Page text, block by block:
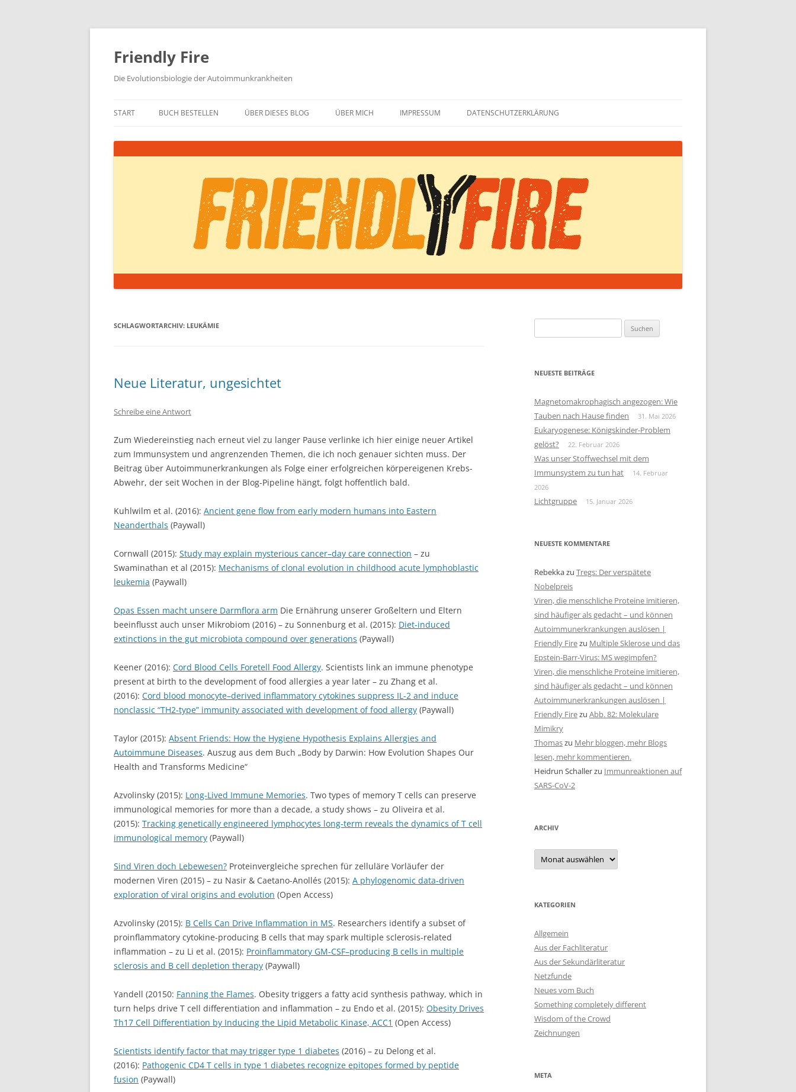
Zum
springen
Friendly Fire
Die Evolutionsbiologie der Autoimmunkrankheiten
START BUCH BESTELLEN ÜBER DIESES BLOG ÜBER MICH IMPRESSUM DATENSCHUTZERKLÄRUNG
SCHLAGWORTARCHIV: LEUKÄMIE
Neue Literatur, ungesichtet
Schreibe eine Antwort
Zum Wiedereinstieg nach erneut viel zu langer Pause verlinke ich hier einige neuer Artikel
zum Immunsystem und angrenzenden Themen, die ich noch genauer sichten muss. Der
Beitrag über Autoimmunerkrankungen als Folge einer erfolgreichen körpereigenen Krebs-
Abwehr, der seit Wochen in der Blog-Pipeline hängt, folgt hoffentlich bald.
Kuhlwilm et al. (2016): Ancient gene flow from early modern humans into Eastern
Neanderthals (Paywall)
Cornwall (2015): Study may explain mysterious cancer–day care connection – zu
Swaminathan et al (2015): Mechanisms of clonal evolution in childhood acute lymphoblastic
leukemia (Paywall)
Opas Essen macht unsere Darmflora arm Die Ernährung unserer Großeltern und Eltern
beeinflusst auch unser Mikrobiom (2016) – zu Sonnenburg et al. (2015): Diet-induced
extinctions in the gut microbiota compound over generations (Paywall)
Keener (2016): Cord Blood Cells Foretell Food Allergy. Scientists link an immune phenotype
present at birth to the development of food allergies a year later – zu Zhang et al.
(2016): Cord blood monocyte–derived inflammatory cytokines suppress IL-2 and induce
nonclassic “TH2-type” immunity associated with development of food allergy (Paywall)
Taylor (2015): Absent Friends: How the Hygiene Hypothesis Explains Allergies and
Autoimmune Diseases. Auszug aus dem Buch „Body by Darwin: How Evolution Shapes Our
Health and Transforms Medicine“
Azvolinsky (2015): Long-Lived Immune Memories. Two types of memory T cells can preserve
immunological memories for more than a decade, a study shows – zu Oliveira et al.
(2015): Tracking genetically engineered lymphocytes long-term reveals the dynamics of T cell
immunological memory (Paywall)
Sind Viren doch Lebewesen? Proteinvergleiche sprechen für zelluläre Vorläufer der
modernen Viren (2015) – zu Nasir & Caetano-Anollés (2015): A phylogenomic data-driven
exploration of viral origins and evolution (Open Access)
Azvolinsky (2015): B Cells Can Drive Inflammation in MS. Researchers identify a subset of
proinflammatory cytokine-producing B cells that may spark multiple sclerosis-related
inflammation – zu Li et al. (2015): Proinflammatory GM-CSF–producing B cells in multiple
sclerosis and B cell depletion therapy (Paywall)
Yandell (20150: Fanning the Flames. Obesity triggers a fatty acid synthesis pathway, which in
turn helps drive T cell differentiation and inflammation – zu Endo et al. (2015): Obesity Drives
Th17 Cell Differentiation by Inducing the Lipid Metabolic Kinase, ACC1 (Open Access)
Scientists identify factor that may trigger type 1 diabetes (2016) – zu Delong et al.
(2016): Pathogenic CD4 T cells in type 1 diabetes recognize epitopes formed by peptide
fusion (Paywall)
nach:
NEUESTE BEITRÄGE
Magnetomakrophagisch angezogen: Wie
Tauben nach Hause finden
31. Mai 2026
Eukaryogenese: Königskinder-Problem
gelöst?
22. Februar 2026
Was unser Stoffwechsel mit dem
Immunsystem zu tun hat
14. Februar
2026
Lichtgruppe 15. Januar 2026
NEUESTE KOMMENTARE
Rebekkazu Tregs: Der verspätete
Nobelpreis
Viren, die menschliche Proteine imitieren,
sind häufiger als gedacht – und können
Autoimmunerkrankungen auslösen |
Friendly Firezu Multiple Sklerose und das
Epstein-Barr-Virus: MS wegimpfen?
Viren, die menschliche Proteine imitieren,
sind häufiger als gedacht – und können
Autoimmunerkrankungen auslösen |
Friendly Firezu Abb. 82: Molekulare
Mimikry
Thomaszu Mehr bloggen, mehr Blogs
lesen, mehr kommentieren.
Heidrun Schallerzu Immunreaktionen auf
SARS-CoV-2
ARCHIV
Archiv
KATEGORIEN
Allgemein
Aus der Fachliteratur
Aus der Sekundärliteratur
Netzfunde
Neues vom Buch
Something completely different
Wisdom of the Crowd
Zeichnungen
META